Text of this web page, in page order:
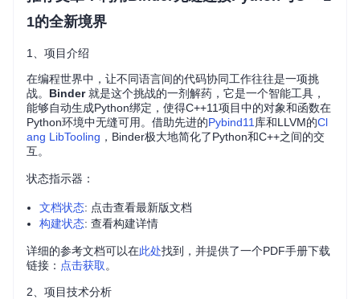
1的全新境界
1、项目介绍
在编程世界中，让不同语言间的代码协同工作往往是一项挑
战。 Binder就是这个挑战的一剂解药，它是一个智能工具，
能够自动生成Python绑定，使得C++11项目中的对象和函数在
Python环境中无缝可用。借助先进的Pybind11 库和LLVM的Cl
ang LibTooling ，Binder极大地简化了Python和C++之间的交
互。
状态指示器：
文档状态: 点击查看最新版文档
构建状态: 查看构建详情
详细的参考文档可以在此处找到，并提供了一个PDF手册下载
链接： 点击获取 。
2、项目技术分析